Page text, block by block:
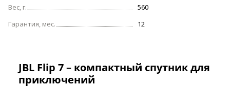
Вес, г.
560
Гарантия, мес.
12
JBL Flip 7 – компактный спутник для
приключений